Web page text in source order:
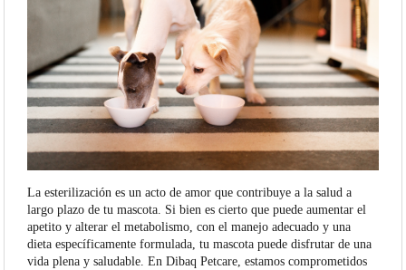
La esterilización es un acto de amor que contribuye a la salud a
largo plazo de tu mascota. Si bien es cierto que puede aumentar el
apetito y alterar el metabolismo, con el manejo adecuado y una
dieta específicamente formulada, tu mascota puede disfrutar de una
vida plena y saludable. En Dibaq Petcare, estamos comprometidos